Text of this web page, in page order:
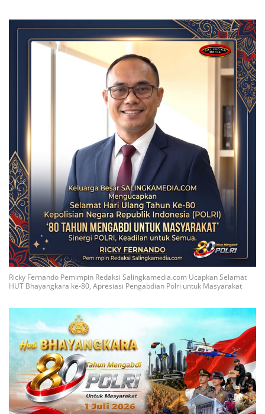
Ricky Fernando Pemimpin Redaksi Salingkamedia.com Ucapkan Selamat
HUT Bhayangkara ke-80, Apresiasi Pengabdian Polri untuk Masyarakat